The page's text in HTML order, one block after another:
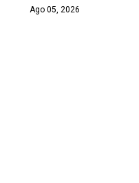
Ago 05, 2026